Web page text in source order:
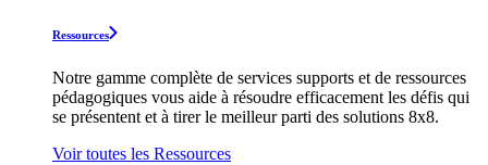
Ressources
Notre gamme complète de services supports et de ressources
pédagogiques vous aide à résoudre efficacement les défis qui
se présentent et à tirer le meilleur parti des solutions 8x8.
Voir toutes les Ressources